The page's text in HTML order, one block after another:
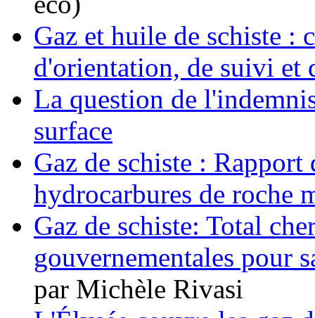
Gaz et huile de schiste :
d'orientation, de suivi et
La question de
surface
Gaz de schiste :
hydrocarbures de roche
Gaz de schiste: Total
gouvernementales pour
par Michèle Rivasi